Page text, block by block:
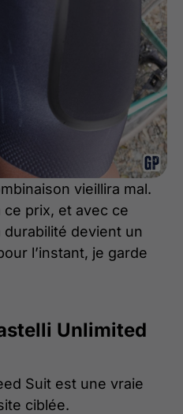
vieillira mal.
ce prix, et avec ce
devient un
l’instant, je garde
Unlimited
Suit est une vraie
ciblée.